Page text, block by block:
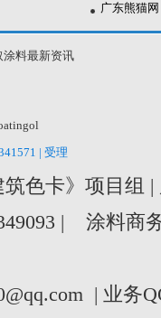
广东熊猫网
涂料最新资讯
| 受理
色卡》项目组
| 涂料商
| 业务